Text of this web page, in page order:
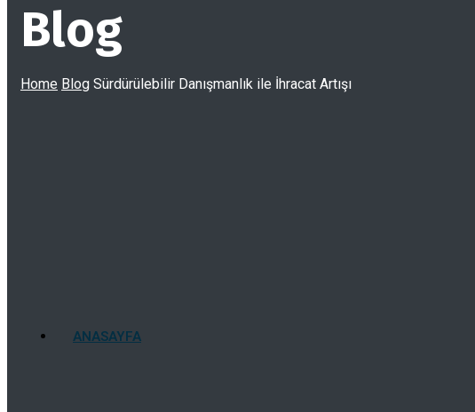
ANASAYFA
Blog
Home Blog Sürdürülebilir Danışmanlık ile İhracat Artışı